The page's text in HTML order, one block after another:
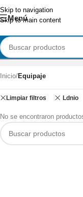
Skip to navigation
Skip to main content
Menú
Inicio/Equipaje
Limpiar filtros Ldnio
No se encontraron